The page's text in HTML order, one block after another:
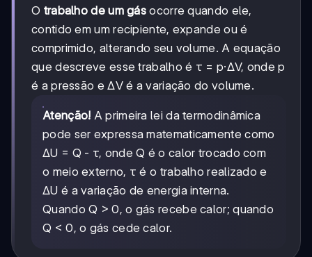
O trabalho de um gás ocorre quando ele,
contido em um recipiente, expande ou é
comprimido, alterando seu volume. A equação
que descreve esse trabalho é τ = p·ΔV, onde p
é a pressão e ΔV é a variação do volume.
Atenção! A primeira lei da termodinâmica
pode ser expressa matematicamente como
ΔU = Q - τ, onde Q é o calor trocado com
o meio externo, τ é o trabalho realizado e
ΔU é a variação de energia interna.
Quando Q > 0, o gás recebe calor; quando
Q < 0, o gás cede calor.